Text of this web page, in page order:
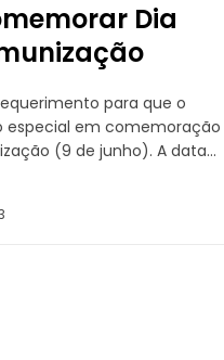
Dia
para que o
especial em comemoração
(9 de junho). A data...